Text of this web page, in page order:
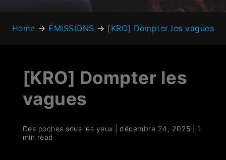
Home → ÉMISSIONS → [KRO] Dompter les vagues
[KRO] Dompter les
vagues
Des poches sous les yeux |décembre 24, 2025
1
min read